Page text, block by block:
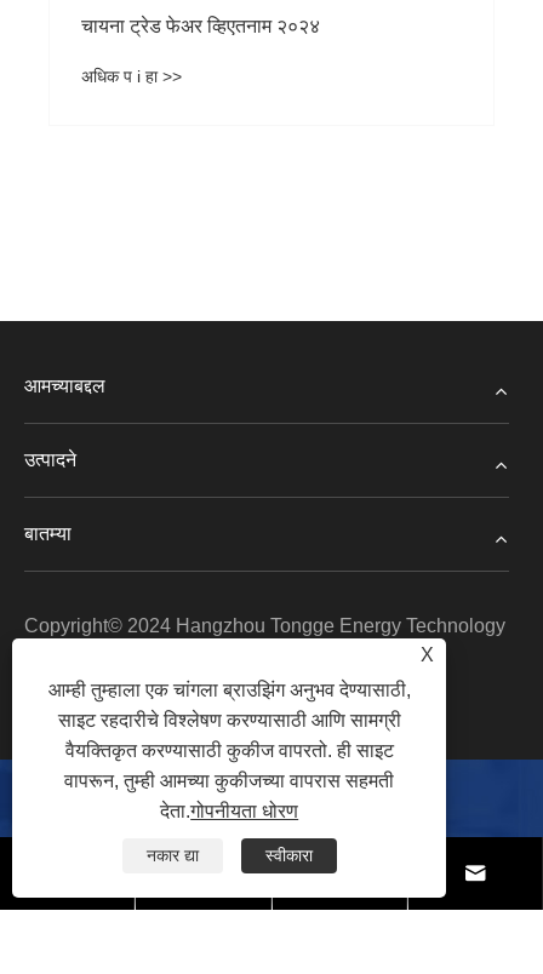
चायना ट्रेड फेअर व्हिएतनाम २०२४
अधिक प i हा >>
आमच्याबद्दल
उत्पादने
बातम्या
Copyright© 2024 Hangzhou Tongge Energy Technology
| Sitemap RSS XML | गोपनीयता धोरण
आमच्याशी संपर्क साधा
दूरध्वनी:+86-571-88099850
 
X
आम्ही तुम्हाला एक चांगला ब्राउझिंग अनुभव देण्यासाठी,
साइट रहदारीचे विश्लेषण करण्यासाठी आणि सामग्री
वैयक्तिकृत करण्यासाठी कुकीज वापरतो. ही साइट
वापरून, तुम्ही आमच्या कुकीजच्या वापरास सहमती
देता.गोपनीयता धोरण
नकार द्या स्वीकारा